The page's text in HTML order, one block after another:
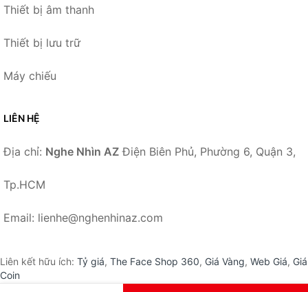
Thiết bị âm thanh
Thiết bị lưu trữ
Máy chiếu
LIÊN HỆ
Địa chỉ: Nghe Nhìn AZ Điện Biên Phủ, Phường 6, Quận 3,
Tp.HCM
Email: lienhe@nghenhinaz.com
Liên kết hữu ích: Tỷ giá, The Face Shop 360, Giá Vàng, Web Giá, Giá
Coin